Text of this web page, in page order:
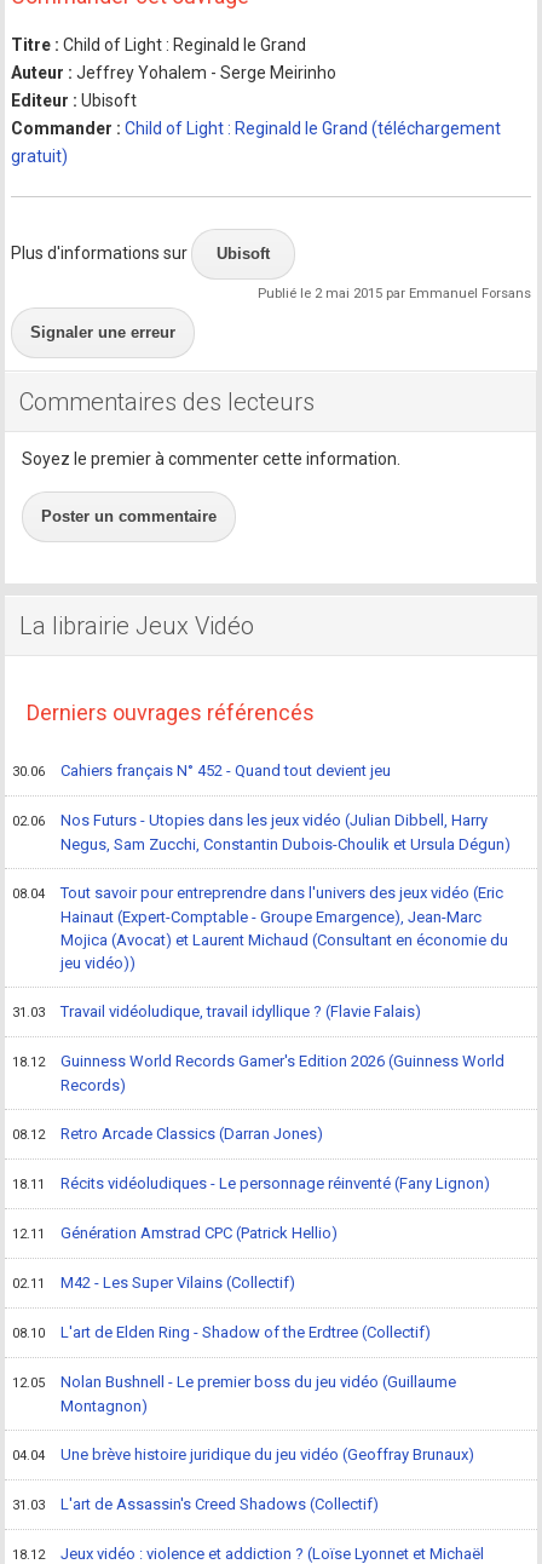
Titre :Child of Light : Reginald le Grand
Auteur :Jeffrey Yohalem - Serge Meirinho
Editeur :Ubisoft
Commander :Child of Light : Reginald le Grand (téléchargement
gratuit)
Plus d'informations sur Ubisoft
Publié le 2 mai 2015 par Emmanuel Forsans
Signaler une erreur
Commentaires des lecteurs
Soyez le premier à commenter cette information.
Poster un commentaire
La librairie Jeux Vidéo
Derniers ouvrages référencés
30.06 Cahiers français N° 452 - Quand tout devient jeu
02.06
Nos Futurs - Utopies dans les jeux vidéo (Julian Dibbell, Harry
Negus, Sam Zucchi, Constantin Dubois-Choulik et Ursula Dégun)
08.04
Tout savoir pour entreprendre dans l'univers des jeux vidéo (Eric
Hainaut (Expert-Comptable - Groupe Emargence), Jean-Marc
Mojica (Avocat) et Laurent Michaud (Consultant en économie du
jeu vidéo))
31.03 Travail vidéoludique, travail idyllique ? (Flavie Falais)
18.12
Guinness World Records Gamer's Edition 2026 (Guinness World
Records)
08.12 Retro Arcade Classics (Darran Jones)
18.11 Récits vidéoludiques - Le personnage réinventé (Fany Lignon)
12.11 Génération Amstrad CPC (Patrick Hellio)
02.11 M42 - Les Super Vilains (Collectif)
08.10 L'art de Elden Ring - Shadow of the Erdtree (Collectif)
12.05
Nolan Bushnell - Le premier boss du jeu vidéo (Guillaume
Montagnon)
04.04 Une brève histoire juridique du jeu vidéo (Geoffray Brunaux)
31.03 L'art de Assassin's Creed Shadows (Collectif)
18.12
Jeux vidéo : violence et addiction ? (Loïse Lyonnet et Michaël